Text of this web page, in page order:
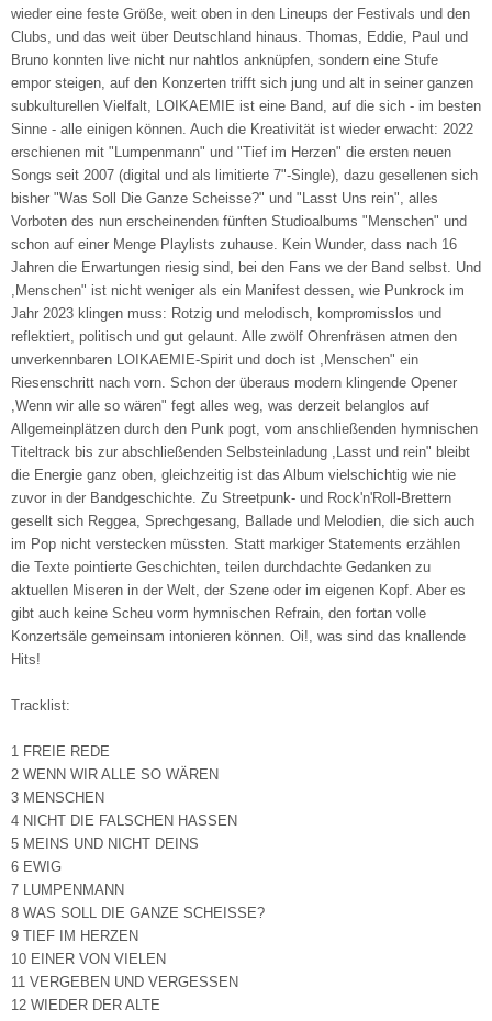
wieder eine feste Größe, weit oben in den Lineups der Festivals und den
Clubs, und das weit über Deutschland hinaus. Thomas, Eddie, Paul und
Bruno konnten live nicht nur nahtlos anknüpfen, sondern eine Stufe
empor steigen, auf den Konzerten trifft sich jung und alt in seiner ganzen
subkulturellen Vielfalt, LOIKAEMIE ist eine Band, auf die sich - im besten
Sinne - alle einigen können. Auch die Kreativität ist wieder erwacht: 2022
erschienen mit "Lumpenmann" und "Tief im Herzen" die ersten neuen
Songs seit 2007 (digital und als limitierte 7"-Single), dazu gesellenen sich
bisher "Was Soll Die Ganze Scheisse?" und "Lasst Uns rein", alles
Vorboten des nun erscheinenden fünften Studioalbums "Menschen" und
schon auf einer Menge Playlists zuhause. Kein Wunder, dass nach 16
Jahren die Erwartungen riesig sind, bei den Fans we der Band selbst. Und
,Menschen" ist nicht weniger als ein Manifest dessen, wie Punkrock im
Jahr 2023 klingen muss: Rotzig und melodisch, kompromisslos und
reflektiert, politisch und gut gelaunt. Alle zwölf Ohrenfräsen atmen den
unverkennbaren LOIKAEMIE-Spirit und doch ist ,Menschen" ein
Riesenschritt nach vorn. Schon der überaus modern klingende Opener
,Wenn wir alle so wären" fegt alles weg, was derzeit belanglos auf
Allgemeinplätzen durch den Punk pogt, vom anschließenden hymnischen
Titeltrack bis zur abschließenden Selbsteinladung ,Lasst und rein" bleibt
die Energie ganz oben, gleichzeitig ist das Album vielschichtig wie nie
zuvor in der Bandgeschichte. Zu Streetpunk- und Rock'n'Roll-Brettern
gesellt sich Reggea, Sprechgesang, Ballade und Melodien, die sich auch
im Pop nicht verstecken müssten. Statt markiger Statements erzählen
die Texte pointierte Geschichten, teilen durchdachte Gedanken zu
aktuellen Miseren in der Welt, der Szene oder im eigenen Kopf. Aber es
gibt auch keine Scheu vorm hymnischen Refrain, den fortan volle
Konzertsäle gemeinsam intonieren können. Oi!, was sind das knallende
Hits!
Tracklist:
1 FREIE REDE
2 WENN WIR ALLE SO WÄREN
3 MENSCHEN
4 NICHT DIE FALSCHEN HASSEN
5 MEINS UND NICHT DEINS
6 EWIG
7 LUMPENMANN
8 WAS SOLL DIE GANZE SCHEISSE?
9 TIEF IM HERZEN
10 EINER VON VIELEN
11 VERGEBEN UND VERGESSEN
12 WIEDER DER ALTE